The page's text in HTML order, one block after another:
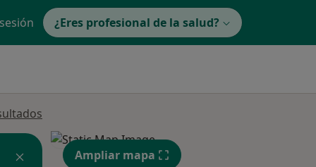
¿Eres profesional de la salud?
Ampliar mapa